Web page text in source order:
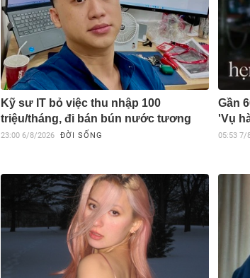
Kỹ sư IT bỏ việc thu nhập 100
triệu/tháng, đi bán bún nước tương
23:00 6/8/2026 ĐỜI SỐNG
Gần
'Vụ
05:53 7/